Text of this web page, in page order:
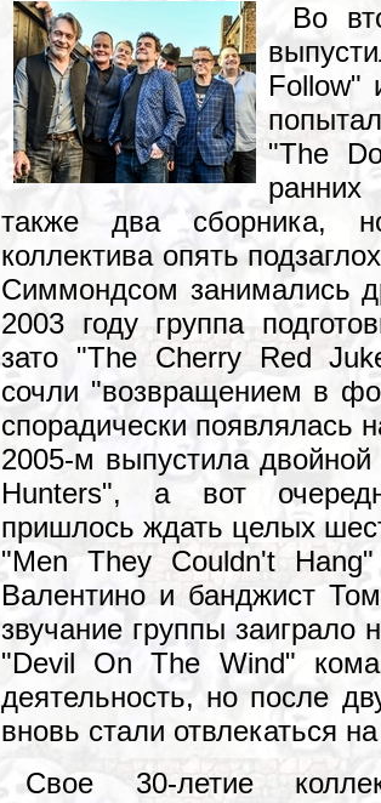
Во
Follow"
"The
также два сборника,
коллектива опять
Симмондсом занимались
2003 году группа
зато "The Cherry Red
сочли "возвращением в
спорадически появлялась
2005-м выпустила
Hunters", а вот
пришлось ждать целых
"Men They Couldn't
Валентино и банджист
звучание группы
"Devil On The Wind"
деятельность, но после
вновь стали отвлекаться
Свое 30-летие